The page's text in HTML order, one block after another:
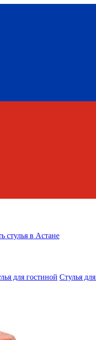
стулья в Астане
для гостиной Стулья